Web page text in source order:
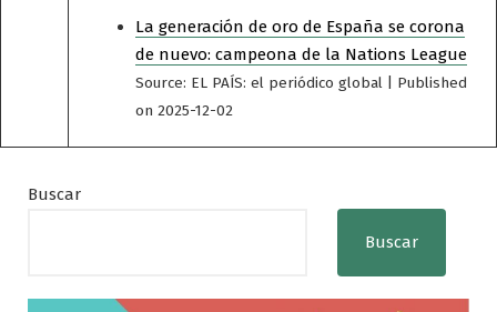
La generación de oro de España se corona
de nuevo: campeona de la Nations League
Source: EL PAÍS: el periódico global
Published
on 2025-12-02
Buscar
Buscar